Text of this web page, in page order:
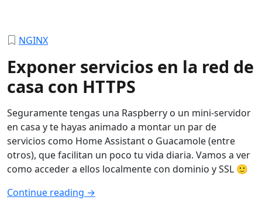
NGINX
Exponer servicios en la red de
casa con HTTPS
Seguramente tengas una Raspberry o un mini-servidor
en casa y te hayas animado a montar un par de
servicios como Home Assistant o Guacamole (entre
otros), que facilitan un poco tu vida diaria. Vamos a ver
como acceder a ellos localmente con dominio y SSL 🙂
Continue reading →